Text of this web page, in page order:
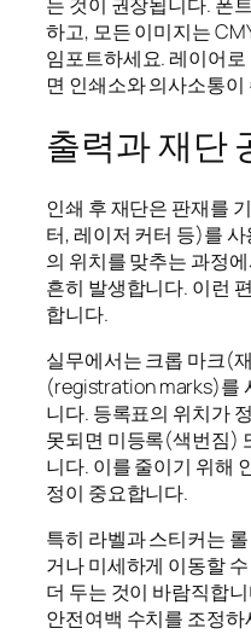
하고, 모든 이미지는
임포트하세요. 레이어
면 인쇄소와 의사소통
출력과 재단
인쇄 후 재단은 판재를
터, 레이저 커터 등)를
의 위치를 맞추는 과정
흔히 발생합니다. 이런
합니다.
실무에서는 크롭 마크(
(registration marks)를
니다. 등록표의 위치가
못되면 미등록(색번짐)
니다. 이를 줄이기 위해
정이 중요합니다.
특히 라벨과 스티커는
거나 미세하게 이동할
더 두는 것이 바람직합
안전여백 수치를 조정하